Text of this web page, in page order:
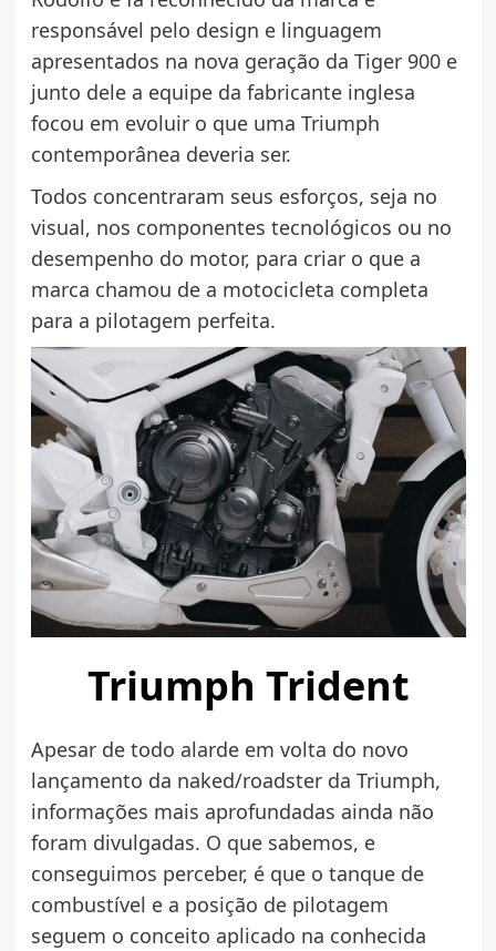
responsável pelo design e linguagem
apresentados na nova geração da Tiger 900 e
junto dele a equipe da fabricante inglesa
focou em evoluir o que uma Triumph
contemporânea deveria ser.
Todos concentraram seus esforços, seja no
visual, nos componentes tecnológicos ou no
desempenho do motor, para criar o que a
marca chamou de a motocicleta completa
para a pilotagem perfeita.
Triumph Trident
Apesar de todo alarde em volta do novo
lançamento da naked/roadster da Triumph,
informações mais aprofundadas ainda não
foram divulgadas. O que sabemos, e
conseguimos perceber, é que o tanque de
combustível e a posição de pilotagem
seguem o conceito aplicado na conhecida